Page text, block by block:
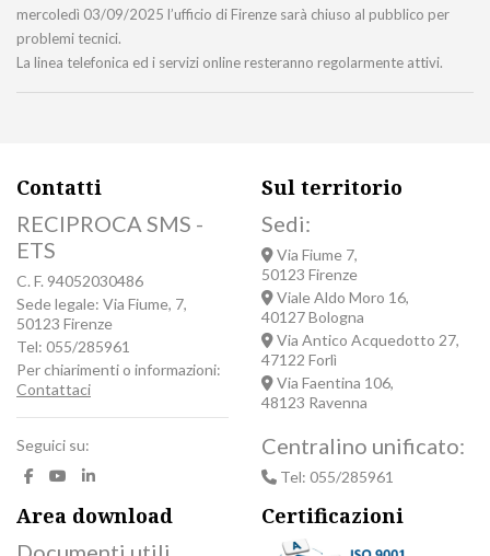
mercoledì 03/09/2025 l’ufficio di Firenze sarà chiuso al pubblico per
problemi tecnici.
La linea telefonica ed i servizi online resteranno regolarmente attivi.
Contatti
RECIPROCA SMS -
ETS
C. F. 94052030486
Sede legale: Via Fiume, 7,
50123 Firenze
Tel: 055/285961
Per chiarimenti o informazioni:
Contattaci
Seguici su:
Sul territorio
Sedi:
Via Fiume 7,
50123 Firenze
Viale Aldo Moro 16,
40127 Bologna
Via Antico Acquedotto 27,
47122 Forlì
Via Faentina 106,
48123 Ravenna
Centralino unificato:
Tel: 055/285961
Area download
Certificazioni